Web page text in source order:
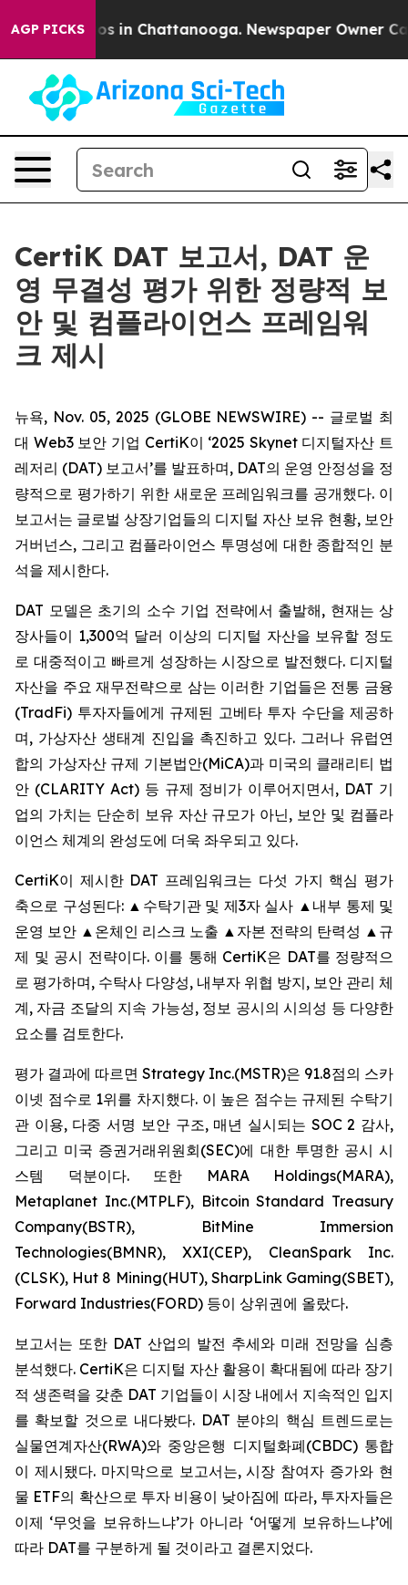
AGP PICKSChaos in Chattanooga. Newspaper Owner
CertiK DAT 보고서, DAT 운
영 무결성 평가 위한 정량적 보
안 및 컴플라이언스 프레임워
크 제시
뉴욕, Nov. 05, 2025 (GLOBE NEWSWIRE) -- 글로벌 최
대 Web3 보안 기업 CertiK이 ‘2025 Skynet 디지털자산 트
레저리 (DAT) 보고서’를 발표하며, DAT의 운영 안정성을 정
량적으로 평가하기 위한 새로운 프레임워크를 공개했다. 이
보고서는 글로벌 상장기업들의 디지털 자산 보유 현황, 보안
거버넌스, 그리고 컴플라이언스 투명성에 대한 종합적인 분
석을 제시한다.
DAT 모델은 초기의 소수 기업 전략에서 출발해, 현재는 상
장사들이 1,300억 달러 이상의 디지털 자산을 보유할 정도
로 대중적이고 빠르게 성장하는 시장으로 발전했다. 디지털
자산을 주요 재무전략으로 삼는 이러한 기업들은 전통 금융
(TradFi) 투자자들에게 규제된 고베타 투자 수단을 제공하
며, 가상자산 생태계 진입을 촉진하고 있다. 그러나 유럽연
합의 가상자산 규제 기본법안(MiCA)과 미국의 클래리티 법
안 (CLARITY Act) 등 규제 정비가 이루어지면서, DAT 기
업의 가치는 단순히 보유 자산 규모가 아닌, 보안 및 컴플라
이언스 체계의 완성도에 더욱 좌우되고 있다.
CertiK이 제시한 DAT 프레임워크는 다섯 가지 핵심 평가
축으로 구성된다: ▲수탁기관 및 제3자 실사 ▲내부 통제 및
운영 보안 ▲온체인 리스크 노출 ▲자본 전략의 탄력성 ▲규
제 및 공시 전략이다. 이를 통해 CertiK은 DAT를 정량적으
로 평가하며, 수탁사 다양성, 내부자 위협 방지, 보안 관리 체
계, 자금 조달의 지속 가능성, 정보 공시의 시의성 등 다양한
요소를 검토한다.
평가 결과에 따르면 Strategy Inc.(MSTR)은 91.8점의 스카
이넷 점수로 1위를 차지했다. 이 높은 점수는 규제된 수탁기
관 이용, 다중 서명 보안 구조, 매년 실시되는 SOC 2 감사,
그리고 미국 증권거래위원회(SEC)에 대한 투명한 공시 시
스템 덕분이다. 또한 MARA Holdings(MARA),
Metaplanet Inc.(MTPLF), Bitcoin Standard Treasury
Company(BSTR), BitMine Immersion
Technologies(BMNR), XXI(CEP), CleanSpark Inc.
(CLSK), Hut 8 Mining(HUT), SharpLink Gaming(SBET),
Forward Industries(FORD) 등이 상위권에 올랐다.
보고서는 또한 DAT 산업의 발전 추세와 미래 전망을 심층
분석했다. CertiK은 디지털 자산 활용이 확대됨에 따라 장기
적 생존력을 갖춘 DAT 기업들이 시장 내에서 지속적인 입지
를 확보할 것으로 내다봤다. DAT 분야의 핵심 트렌드로는
실물연계자산(RWA)와 중앙은행 디지털화폐(CBDC) 통합
이 제시됐다. 마지막으로 보고서는, 시장 참여자 증가와 현
물 ETF의 확산으로 투자 비용이 낮아짐에 따라, 투자자들은
이제 ‘무엇을 보유하느냐’가 아니라 ‘어떻게 보유하느냐’에
따라 DAT를 구분하게 될 것이라고 결론지었다.